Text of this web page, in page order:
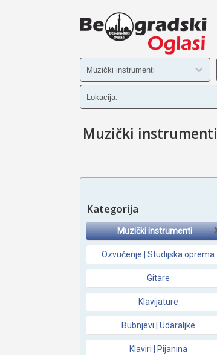
Muzički instrumenti
Kategorija
Muzički instrumenti
Ozvučenje | Studijska oprema
Gitare
Klavijature
Bubnjevi | Udaraljke
Klaviri | Pijanina